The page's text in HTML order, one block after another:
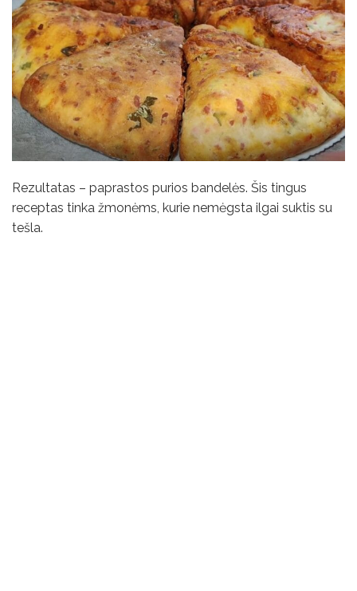
Rezultatas – paprastos purios bandelės. Šis tingus
receptas tinka žmonėms, kurie nemėgsta ilgai suktis su
tešla.